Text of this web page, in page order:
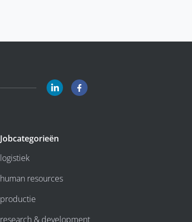
Jobcategorieën
logistiek
human resources
productie
research & development